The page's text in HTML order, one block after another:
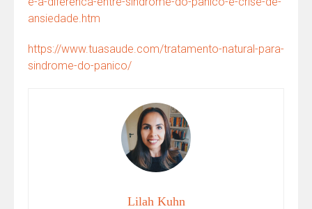
ansiedade.htm
https://www.tuasaude.com/tratamento-natural-para-
sindrome-do-panico/
Lilah Kuhn